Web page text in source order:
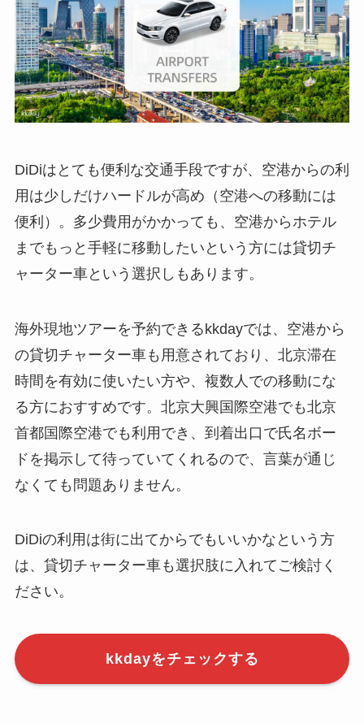
DiDiはとても便利な交通手段ですが、空港からの利
用は少しだけハードルが高め（空港への移動には
便利）。多少費用がかかっても、空港からホテル
までもっと手軽に移動したいという方には貸切チ
ャーター車という選択しもあります。
海外現地ツアーを予約できるkkdayでは、空港から
の貸切チャーター車も用意されており、北京滞在
時間を有効に使いたい方や、複数人での移動にな
る方におすすめです。北京大興国際空港でも北京
首都国際空港でも利用でき、到着出口で氏名ボー
ドを掲示して待っていてくれるので、言葉が通じ
なくても問題ありません。
DiDiの利用は街に出てからでもいいかなという方
は、貸切チャーター車も選択肢に入れてご検討く
ださい。
kkdayをチェックする